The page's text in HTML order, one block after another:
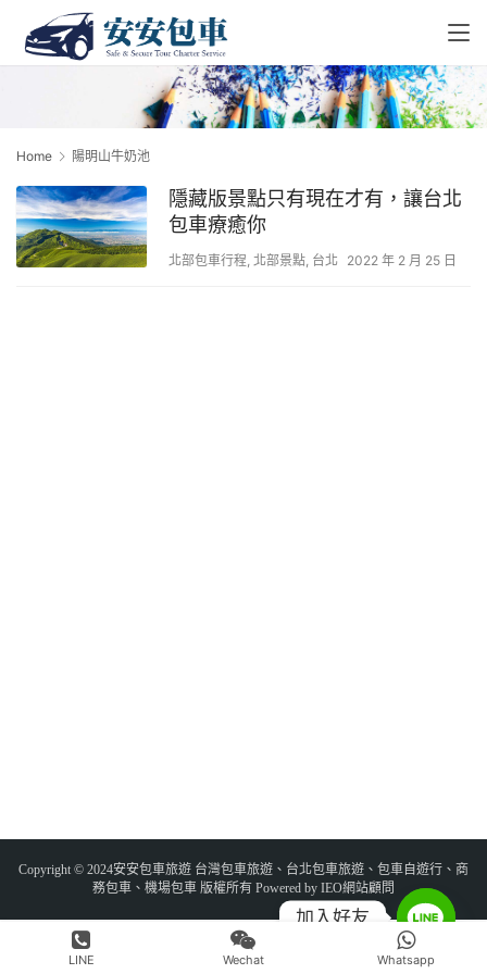
Home 陽明山牛奶池
隱藏版景點只有現在才有，讓台北
包車療癒你
北部包車行程 北部景點 台北 2022 年 2 月 25 日
Copyright © 2024安安包車旅遊 台灣包車旅遊、台北包車旅遊、包車自遊行、商
務包車、機場包車 版權所有 Powered by IEO網站顧問
LINE Wechat Whatsapp
加入好友